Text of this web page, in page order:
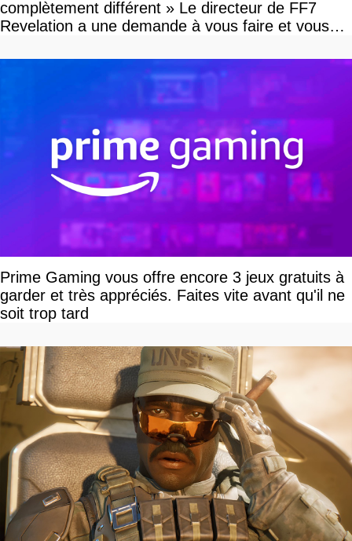
complètement différent » Le directeur de FF7
Revelation a une demande à vous faire et vous
Prime Gaming vous offre encore 3 jeux gratuits à
garder et très appréciés. Faites vite avant qu'il ne
soit trop tard